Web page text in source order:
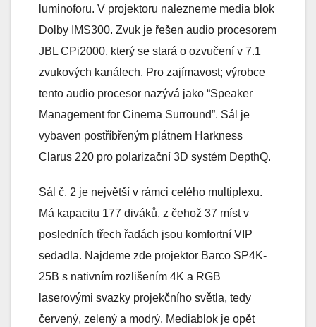
luminoforu. V projektoru nalezneme media blok
Dolby IMS300. Zvuk je řešen audio procesorem
JBL CPi2000, který se stará o ozvučení v 7.1
zvukových kanálech. Pro zajímavost; výrobce
tento audio procesor nazývá jako “Speaker
Management for Cinema Surround”. Sál je
vybaven postříbřeným plátnem Harkness
Clarus 220 pro polarizační 3D systém DepthQ.
Sál č. 2 je největší v rámci celého multiplexu.
Má kapacitu 177 diváků, z čehož 37 míst v
posledních třech řadách jsou komfortní VIP
sedadla. Najdeme zde projektor Barco SP4K-
25B s nativním rozlišením 4K a RGB
laserovými svazky projekčního světla, tedy
červený, zelený a modrý. Mediablok je opět